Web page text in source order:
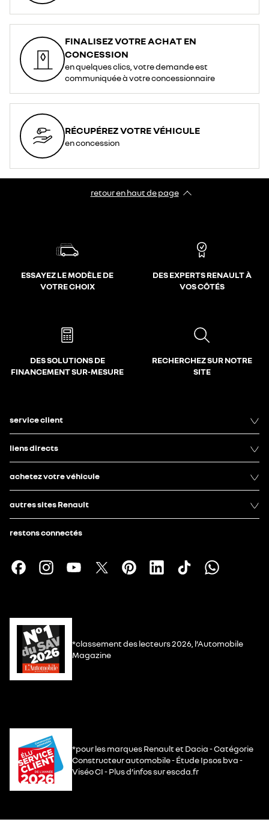
FINALISEZ VOTRE ACHAT EN
CONCESSION
en quelques clics, votre demande est
communiquée à votre concessionnaire
RÉCUPÉREZ VOTRE VÉHICULE
en concession
retour en haut de page​
ESSAYEZ LE MODÈLE DE
VOTRE CHOIX
DES EXPERTS RENAULT À
VOS CÔTÉS
DES SOLUTIONS DE
FINANCEMENT SUR-MESURE
RECHERCHEZ SUR NOTRE
SITE
service client
liens directs
achetez votre véhicule
autres sites Renault
restons connectés
*classement des lecteurs 2026, l’Automobile
Magazine
*pour les marques Renault et Dacia - Catégorie
Constructeur automobile - Étude Ipsos bva -
Viséo CI - Plus d’infos sur escda.fr